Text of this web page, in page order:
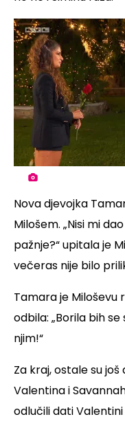
Nova djevojka
Milošem. „Nisi mi
pažnje?“ upitala je
večeras nije bilo
Tamara je Miloševu
odbila: „Borila bih
njim!“
Za kraj, ostale su još
Valentina i
odlučili dati